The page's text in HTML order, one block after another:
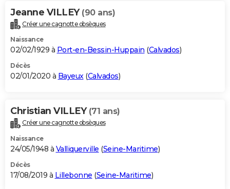
Jeanne VILLEY (90 ans)
Créer une cagnotte obsèques
Naissance
02/02/1929 à Port-en-Bessin-Huppain (Calvados)
Décès
02/01/2020 à Bayeux(Calvados)
Christian VILLEY (71 ans)
Créer une cagnotte obsèques
Naissance
24/05/1948 à Valliquerville (Seine-Maritime)
Décès
17/08/2019 à Lillebonne (Seine-Maritime)